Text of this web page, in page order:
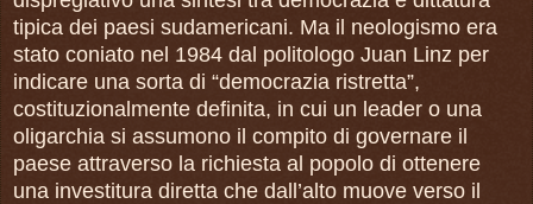
tipica dei paesi sudamericani. Ma il neologismo era
stato coniato nel 1984 dal politologo Juan Linz per
indicare una sorta di “democrazia ristretta”,
costituzionalmente definita, in cui un leader o una
oligarchia si assumono il compito di governare il
paese attraverso la richiesta al popolo di ottenere
una investitura diretta che dall’alto muove verso il